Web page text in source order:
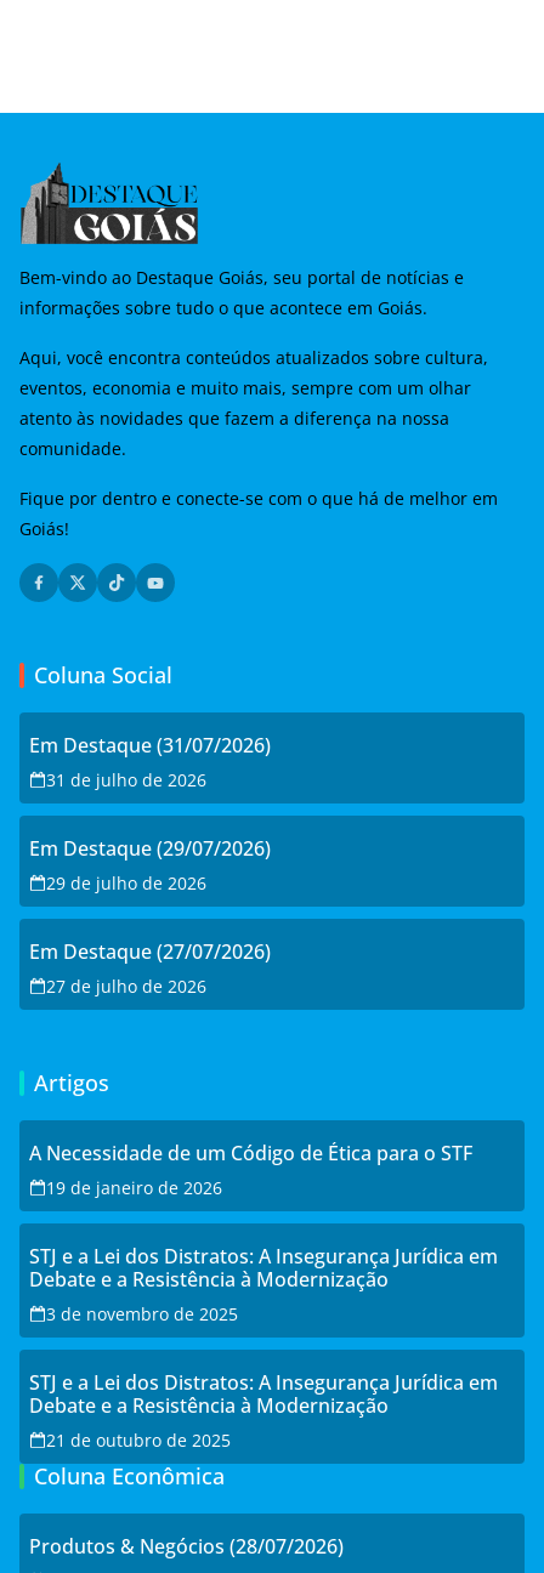
Bem-vindo ao Destaque Goiás, seu portal de notícias e
informações sobre tudo o que acontece em Goiás.
Aqui, você encontra conteúdos atualizados sobre cultura,
eventos, economia e muito mais, sempre com um olhar
atento às novidades que fazem a diferença na nossa
comunidade.
Fique por dentro e conecte-se com o que há de melhor em
Goiás!
Coluna Social
Em Destaque (31/07/2026)
31 de julho de 2026
Em Destaque (29/07/2026)
29 de julho de 2026
Em Destaque (27/07/2026)
27 de julho de 2026
Artigos
A Necessidade de um Código de Ética para o STF
19 de janeiro de 2026
STJ e a Lei dos Distratos: A Insegurança Jurídica em
Debate e a Resistência à Modernização
3 de novembro de 2025
STJ e a Lei dos Distratos: A Insegurança Jurídica em
Debate e a Resistência à Modernização
21 de outubro de 2025
Coluna Econômica
Produtos & Negócios (28/07/2026)